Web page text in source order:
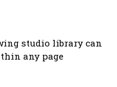
studio library can
any page